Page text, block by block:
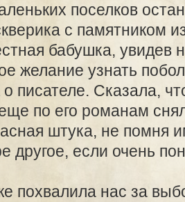
поселков
с памятником
бабушка, увидев
желание узнать
писателе. Сказала,
по его романам
штука, не помня
другое, если очень
похвалила нас за